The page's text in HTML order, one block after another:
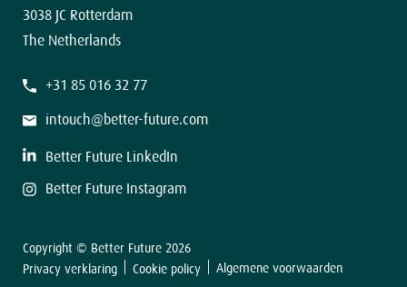
3038 JC Rotterdam
The Netherlands
+31 85 016 32 77
intouch@better-future.com
Better Future LinkedIn
Better Future Instagram
Copyright © Better Future 2026
Privacy verklaring
Cookie policy Algemene voorwaarden